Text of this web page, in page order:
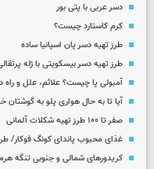
دسر عربی با پتی بور
کرم کاستارد چیست؟
طرز تهیه دسر پان اسپانیا ساده
طرز تهیه دسر بیسکویتی با ژله
آمبولی پا چیست؟ علائم، علل و راه
آیا تا به حال هواری پلو به گوشتان
صفر تا ۱۰۰ طرز تهیه شکلات آلمانی
غذای محبوب پاندای کونگ فوکار/
کریدورهای شمالی و جنوبی تنگه